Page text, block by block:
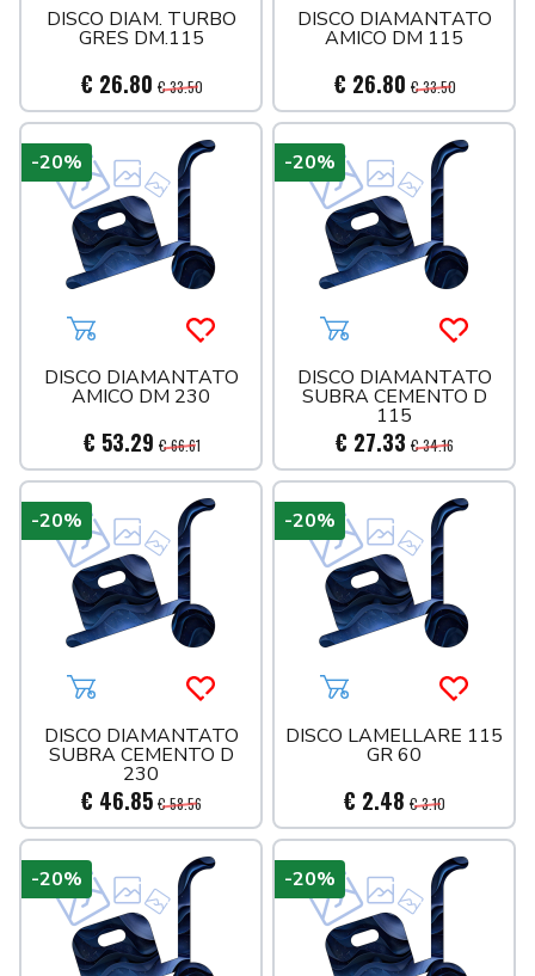
DISCO DIAM. TURBO
GRES DM.115
€ 26.80 € 33.50
DISCO DIAMANTATO
AMICO DM 115
€ 26.80 € 33.50
Aggiungi al carrelloAcquista più tardi
DISCO DIAMANTATO
AMICO DM 230
€ 53.29 € 66.61
-20%
Aggiungi al carrello
DISCO DIAMANTATO
SUBRA CEMENTO D
115
€ 27.33 € 34.16
-20%
Aggiungi al carrelloAcquista più tardi
DISCO DIAMANTATO
SUBRA CEMENTO D
230
€ 46.85 € 58.56
-20%
Aggiungi al carrello
DISCO LAMELLARE 115
GR 60
€ 2.48 € 3.10
-20%
-20% -20%